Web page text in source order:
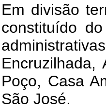
Em divisão
constituído
Encruzilhada,
Poço, Casa
São José.